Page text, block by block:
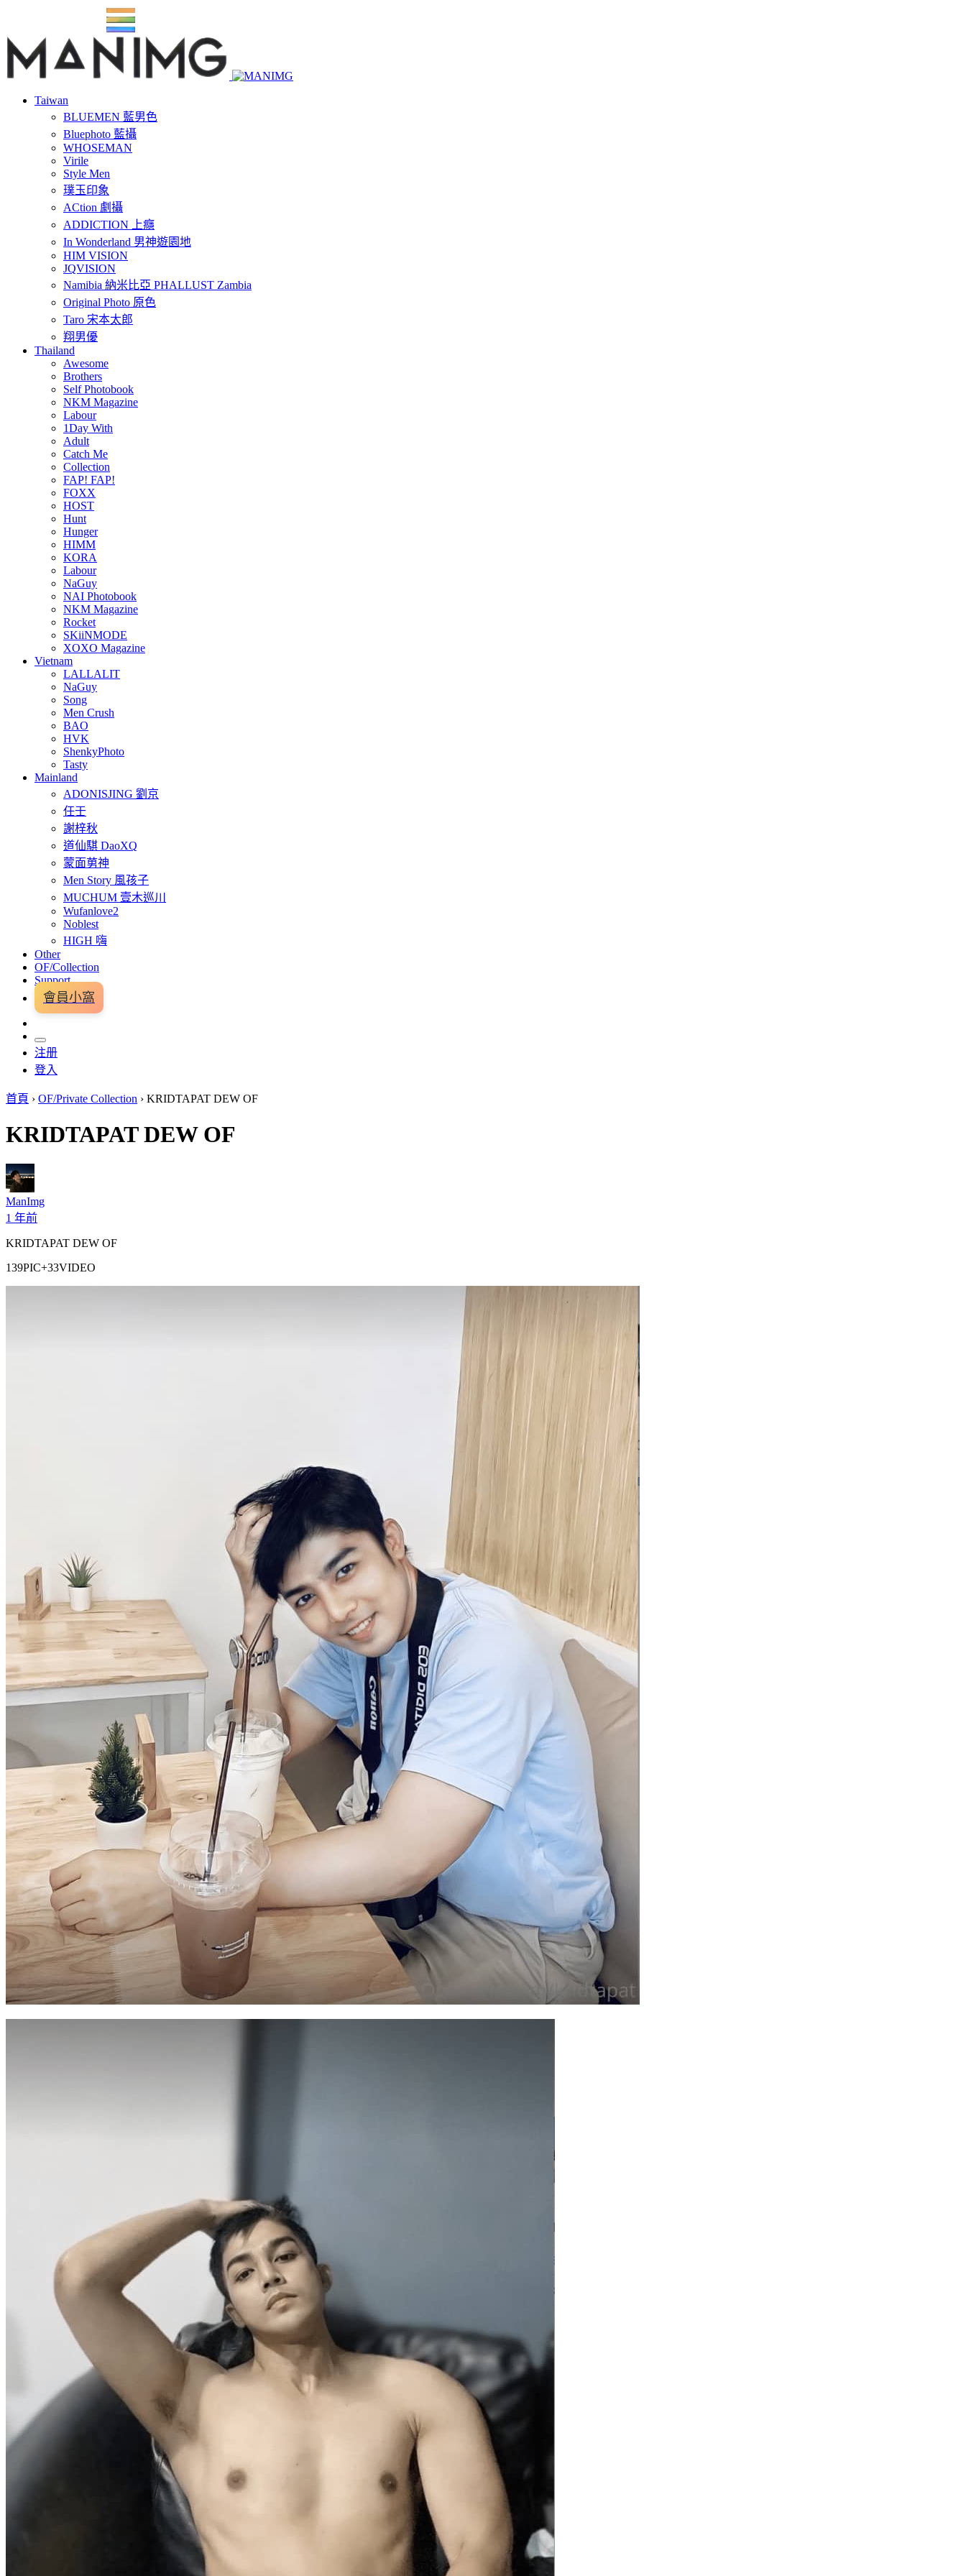
Taiwan
BLUEMEN 藍男色
Bluephoto 藍攝
WHOSEMAN
Virile
Style Men
璞玉印象
ACtion 劇攝
ADDICTION 上癮
In Wonderland 男神遊園地
HIM VISION
JQVISION
Namibia 納米比亞 PHALLUST Zambia
Original Photo 原色
Taro 宋本太郎
翔男優
Thailand
Awesome
Brothers
Self Photobook
NKM Magazine
Labour
1Day With
Adult
Catch Me
Collection
FAP! FAP!
FOXX
HOST
Hunt
Hunger
HIMM
KORA
Labour
NaGuy
NAI Photobook
NKM Magazine
Rocket
SKiiNMODE
XOXO Magazine
Vietnam
LALLALIT
NaGuy
Song
Men Crush
BAO
HVK
ShenkyPhoto
Tasty
Mainland
ADONISJING 劉京
任壬
謝梓秋
道仙騏 DaoXQ
蒙面莮神
Men Story 風孩子
MUCHUM 壹木巡川
Wufanlove2
Noblest
HIGH 嗨
Other
OF/Collection
Support
會員小窩
注册
登入
首頁 › OF/Private Collection › KRIDTAPAT DEW OF
KRIDTAPAT DEW OF
ManImg
1 年前
KRIDTAPAT DEW OF
139PIC+33VIDEO